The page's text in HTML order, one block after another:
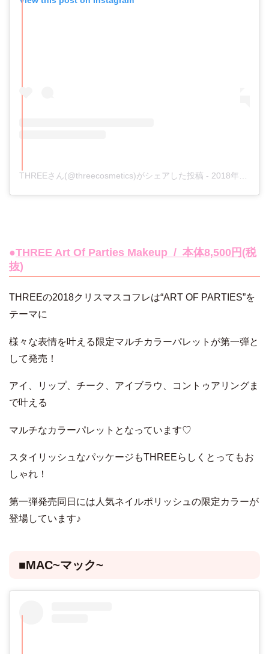
THREEさん(@threecosmetics)がシェアした投稿 - 2018年10月月23日午後5時59分PDT
●THREE Art Of Parties Makeup / 本体8,500円(税
抜)
THREEの2018クリスマスコフレは“ART OF PARTIES”を
テーマに
様々な表情を叶える限定マルチカラーパレットが第一弾と
して発売！
アイ、リップ、チーク、アイブラウ、コントゥアリングま
で叶える
マルチなカラーパレットとなっています♡
スタイリッシュなパッケージもTHREEらしくとってもお
しゃれ！
第一弾発売同日には人気ネイルポリッシュの限定カラーが
登場しています♪
■MAC~マック~